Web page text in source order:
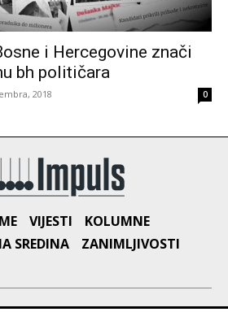
i Hercegovine znači
bh političara
2018 0
VIJESTI
KOLUMNE
SREDINA
ZANIMLJIVOSTI